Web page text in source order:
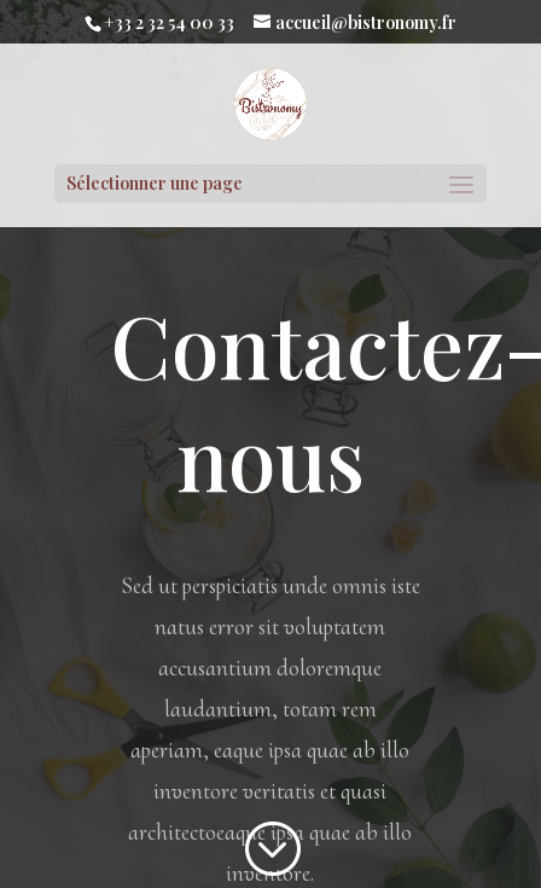
+33 2 32 54 00 33 accueil@bistronomy.fr
Sélectionner une page
nous
Sed ut perspiciatis unde omnis iste
natus error sit voluptatem
accusantium doloremque
laudantium, totam rem
aperiam, eaque ipsa quae ab illo
inventore veritatis et quasi
architectoeaque ipsa quae ab illo
inventore.
;